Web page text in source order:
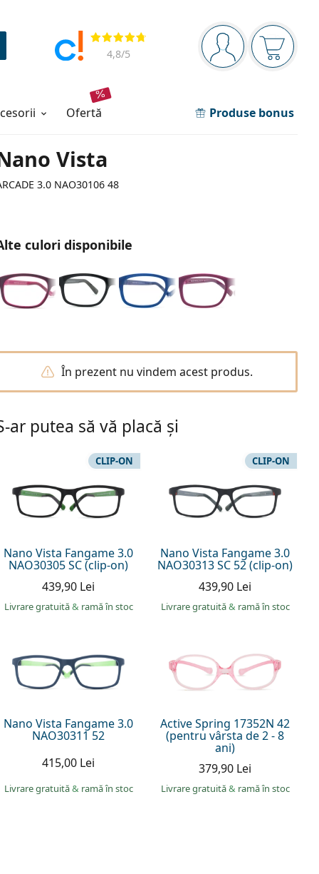
Panou de navigare
Sunteți logat
Coșul
Opinii
4,8/5
ofertă Produse bonus
Vista
3.0 NAO30106 48
culori disponibile
În prezent nu vindem acest produs.
ar putea să vă placă și
Nano Vista Fangame 3.0
NAO30305 SC (clip-on)
CLIP-ON
439,90 Lei
Livrare gratuită& ramă în stoc
Nano Vista Fangame 3.0
NAO30313 SC 52 (clip-on)
CLIP-ON
439,90 Lei
Livrare gratuită& ramă în stoc
Nano Vista Fangame 3.0
NAO30311 52
415,00 Lei
Livrare gratuită& ramă în stoc
Active Spring 17352N 42
(pentru vârsta de 2 - 8
ani)
379,90 Lei
Livrare gratuită& ramă în stoc